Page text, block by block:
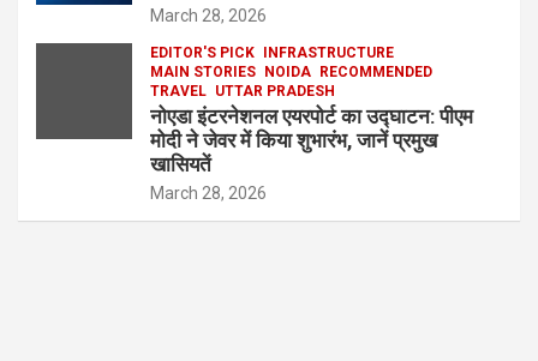
March 28, 2026
EDITOR'S PICK
INFRASTRUCTURE
MAIN STORIES
NOIDA
RECOMMENDED
TRAVEL UTTAR PRADESH
नोएडा इंटरनेशनल एयरपोर्ट का उद्घाटन: पीएम
मोदी ने जेवर में किया शुभारंभ, जानें प्रमुख
खासियतें
March 28, 2026